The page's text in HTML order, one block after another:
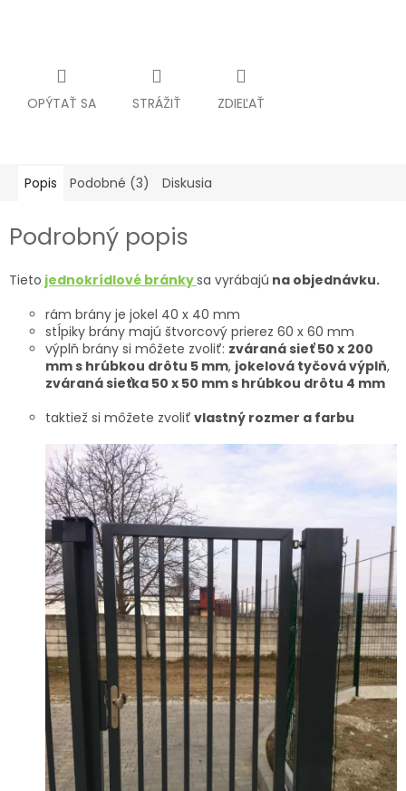
OPÝTAŤ SA STRÁŽIŤ ZDIEĽAŤ
Popis Podobné (3) Diskusia
Podrobný popis
Tieto jednokrídlové bránkysa vyrábajú na objednávku.
rám brány je jokel 40 x 40 mm
stĺpiky brány majú štvorcový prierez 60 x 60 mm
výplň brány si môžete zvoliť: zváraná sieť 50 x 200
mm s hrúbkou drôtu 5 mm, jokelová tyčová výplň,
zváraná sieťka 50 x 50 mm s hrúbkou drôtu 4 mm
taktiež si môžete zvoliť vlastný rozmer a farbu